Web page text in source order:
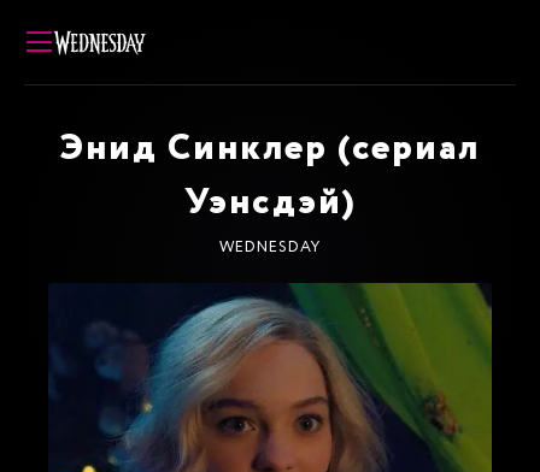
Энид Синклер (сериал
Уэнсдэй)
WEDNESDAY